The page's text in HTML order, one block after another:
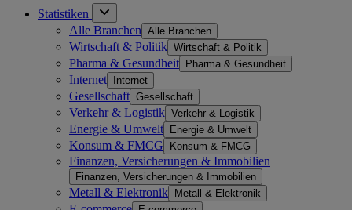
Statistiken
Alle Branchen Alle Branchen
Wirtschaft & Politik Wirtschaft & Politik
Pharma & Gesundheit Pharma & Gesundheit
Internet Internet
Gesellschaft Gesellschaft
Verkehr & Logistik Verkehr & Logistik
Energie & Umwelt Energie & Umwelt
Konsum & FMCG Konsum & FMCG
Finanzen, Versicherungen & Immobilien
Finanzen, Versicherungen & Immobilien
Metall & Elektronik Metall & Elektronik